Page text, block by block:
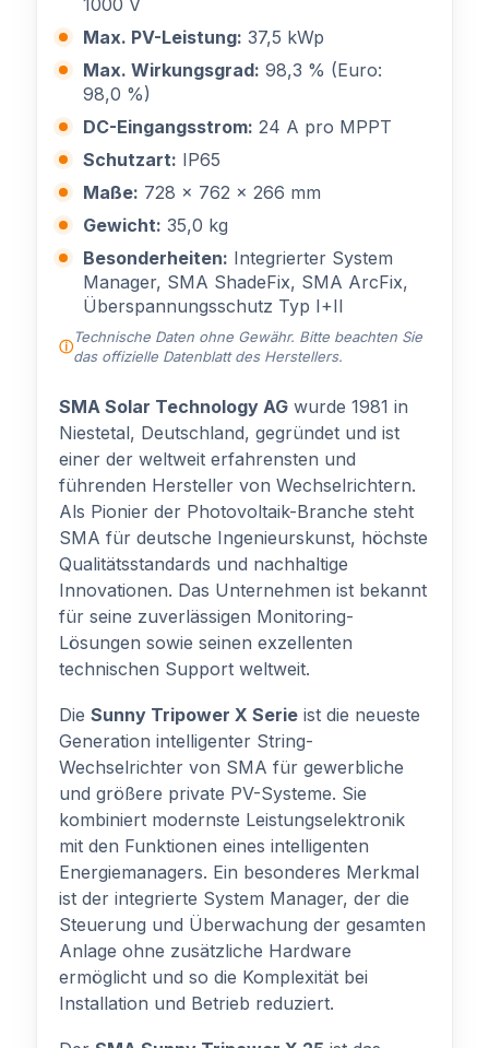
1000 V
Max. PV-Leistung: 37,5 kWp
Max. Wirkungsgrad: 98,3 % (Euro:
98,0 %)
DC-Eingangsstrom: 24 A pro MPPT
Schutzart: IP65
Maße: 728 x 762 x 266 mm
Gewicht: 35,0 kg
Besonderheiten: Integrierter System
Manager, SMA ShadeFix, SMA ArcFix,
Überspannungsschutz Typ I+II
Technische Daten ohne Gewähr. Bitte beachten Sie
das offizielle Datenblatt des Herstellers.
SMA Solar Technology AG wurde 1981 in
Niestetal, Deutschland, gegründet und ist
einer der weltweit erfahrensten und
führenden Hersteller von Wechselrichtern.
Als Pionier der Photovoltaik-Branche steht
SMA für deutsche Ingenieurskunst, höchste
Qualitätsstandards und nachhaltige
Innovationen. Das Unternehmen ist bekannt
für seine zuverlässigen Monitoring-
Lösungen sowie seinen exzellenten
technischen Support weltweit.
Die Sunny Tripower X Serie ist die neueste
Generation intelligenter String-
Wechselrichter von SMA für gewerbliche
und größere private PV-Systeme. Sie
kombiniert modernste Leistungselektronik
mit den Funktionen eines intelligenten
Energiemanagers. Ein besonderes Merkmal
ist der integrierte System Manager, der die
Steuerung und Überwachung der gesamten
Anlage ohne zusätzliche Hardware
ermöglicht und so die Komplexität bei
Installation und Betrieb reduziert.